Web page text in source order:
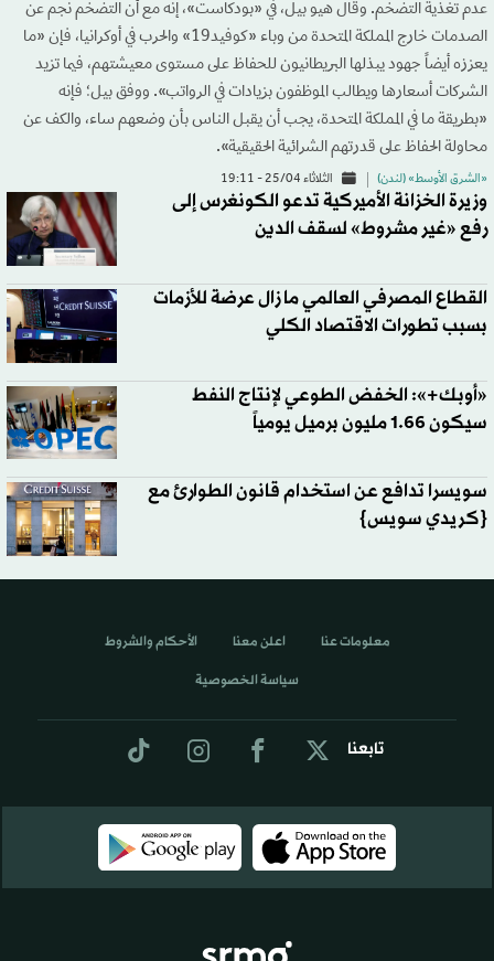
عدم تغذية التضخم. وقال هيو بيل، في «بودكاست»، إنه مع أن التضخم نجم عن
الصدمات خارج المملكة المتحدة من وباء «كوفيد19» والحرب في أوكرانيا، فإن «ما
يعززه أيضاً جهود يبذلها البريطانيون للحفاظ على مستوى معيشتهم، فيما تزيد
الشركات أسعارها ويطالب الموظفون بزيادات في الرواتب». ووفق بيل؛ فإنه
«بطريقة ما في المملكة المتحدة، يجب أن يقبل الناس بأن وضعهم ساء، والكف عن
محاولة الحفاظ على قدرتهم الشرائية الحقيقية».
«الشرق الأوسط» (لندن) الثلاثاء 25/04 - 19:11
وزيرة الخزانة الأميركية تدعو الكونغرس إلى
رفع «غير مشروط» لسقف الدين
القطاع المصرفي العالمي ما زال عرضة للأزمات
بسبب تطورات الاقتصاد الكلي
«أوبك+»: الخفض الطوعي لإنتاج النفط
سيكون 1.66 مليون برميل يومياً
سويسرا تدافع عن استخدام قانون الطوارئ مع
{كريدي سويس}
تابعنا
معلومات عنا اعلن معنا الأحكام والشروط
سياسة الخصوصية